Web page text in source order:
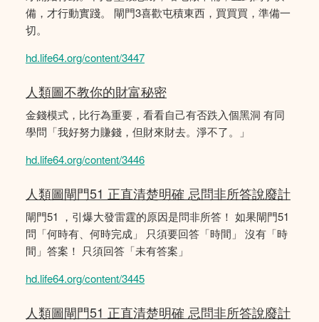
備，才行動實踐。 閘門3喜歡屯積東西，買買買，準備一
切。
hd.life64.org/content/3447
人類圖不教你的財富秘密
金錢模式，比行為重要，看看自己有否跌入個黑洞 有同
學問「我好努力賺錢，但財來財去。淨不了。」
hd.life64.org/content/3446
人類圖閘門51 正直清楚明確 忌問非所答說廢計
閘門51 ，引爆大發雷霆的原因是問非所答！ 如果閘門51
問「何時有、何時完成」 只須要回答「時間」 沒有「時
間」答案！ 只須回答「未有答案」
hd.life64.org/content/3445
人類圖閘門51 正直清楚明確 忌問非所答說廢計